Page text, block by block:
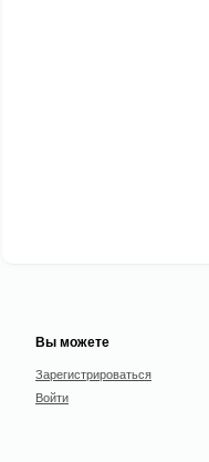
Вы можете
Зарегистрироваться
Войти